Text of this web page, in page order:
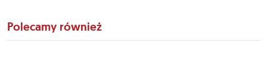
Polecamy również